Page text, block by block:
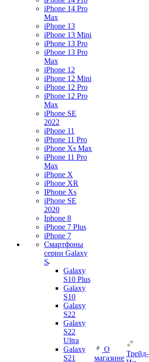
iPhone 14 Pro
Max
iPhone 13
iPhone 13 Mini
iPhone 13 Pro
iPhone 13 Pro
Max
iPhone 12
iPhone 12 Mini
iPhone 12 Pro
iPhone 12 Pro
Max
iPhone SE
2022
iPhone 11
iPhone 11 Pro
iPhone Xs Max
iPhone 11 Pro
Max
iPhone X
iPhone XR
IPhone Xs
iPhone SE
2020
Iphone 8
iPhone 7 Plus
iPhone 7
Смартфоны
серии Galaxy
S
Galaxy
S10 Plus
Galaxy
S10
Galaxy
S22
Galaxy
S22
Ultra
Galaxy
S21
О
магазине
Трейд-